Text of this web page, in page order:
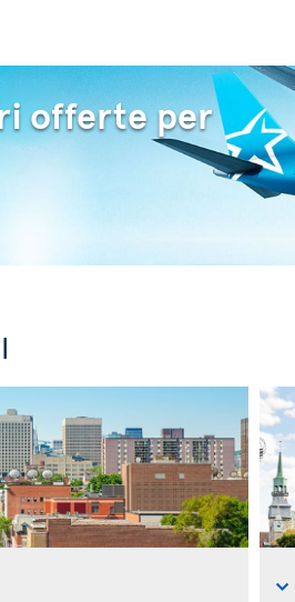
offerte per